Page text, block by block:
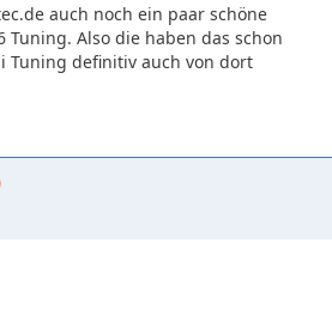
auch noch ein paar schöne
Tuning. Also die haben das schon
Tuning definitiv auch von dort